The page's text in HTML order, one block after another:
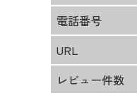
電話番号
URL
レビュー件数